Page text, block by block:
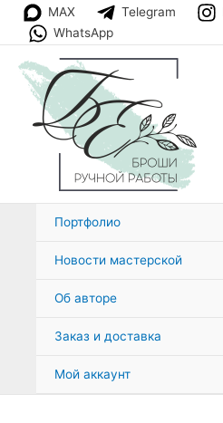
Перейти
содержимому
MAX Telegram
WhatsApp
Портфолио
Новости мастерской
Об авторе
Заказ и доставка
Мой аккаунт